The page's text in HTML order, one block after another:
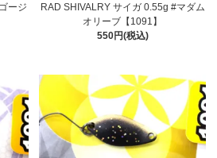
ージ
RAD SHIVALRY サイガ 0.55g #マダム
オリーブ【1091】
550円(税込)